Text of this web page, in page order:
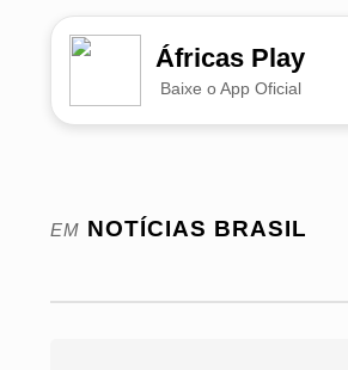
Áfricas Play
Baixe o App Oficial
EM NOTÍCIAS BRASIL